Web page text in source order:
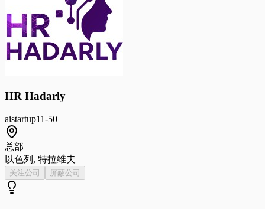
HR Hadarly
aistartup11-50
总部
以色列, 特拉维夫
关注公司 屏蔽公司